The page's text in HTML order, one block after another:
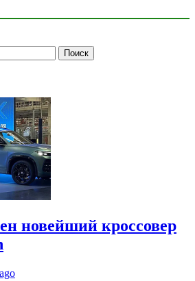
новейший кроссовер